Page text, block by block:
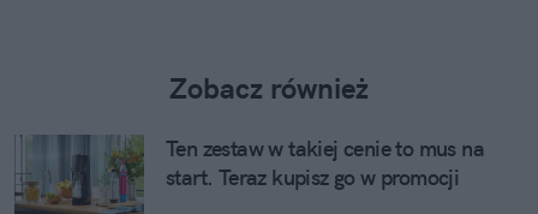
Zobacz również
Ten zestaw w takiej cenie to mus na
start. Teraz kupisz go w promocji